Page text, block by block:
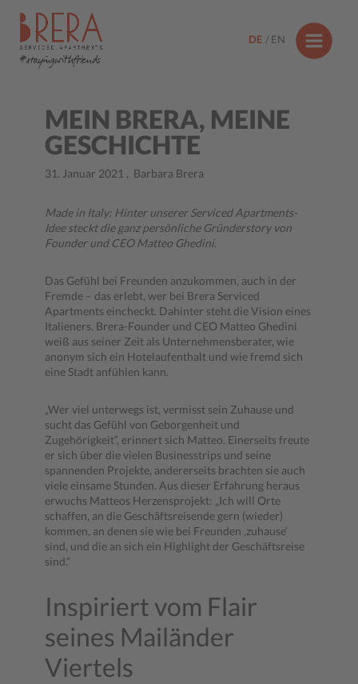
#stayingwithfriends
DE EN
MEIN BRERA, MEINE
GESCHICHTE
31. Januar 2021 , Barbara Brera
Made in Italy: Hinter unserer Serviced Apartments-
Idee steckt die ganz persönliche Gründerstory von
Founder und CEO Matteo Ghedini.
Das Gefühl bei Freunden anzukommen, auch in der
Fremde – das erlebt, wer bei Brera Serviced
Apartments eincheckt. Dahinter steht die Vision eines
Italieners. Brera-Founder und CEO Matteo Ghedini
weiß aus seiner Zeit als Unternehmensberater, wie
anonym sich ein Hotelaufenthalt und wie fremd sich
eine Stadt anfühlen kann.
„Wer viel unterwegs ist, vermisst sein Zuhause und
sucht das Gefühl von Geborgenheit und
Zugehörigkeit“, erinnert sich Matteo. Einerseits freute
er sich über die vielen Businesstrips und seine
spannenden Projekte, andererseits brachten sie auch
viele einsame Stunden. Aus dieser Erfahrung heraus
erwuchs Matteos Herzensprojekt: „Ich will Orte
schaffen, an die Geschäftsreisende gern (wieder)
kommen, an denen sie wie bei Freunden ‚zuhause‘
sind, und die an sich ein Highlight der Geschäftsreise
sind.“
Inspiriert vom Flair
seines Mailänder
Viertels